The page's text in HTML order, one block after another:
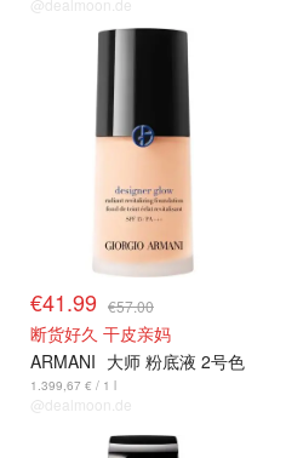
@dealmoon.de
€41.99 €57.00
断货好久 干皮亲妈
ARMANI 大师 粉底液 2号色
1.399,67 € / 1 l
@dealmoon.de